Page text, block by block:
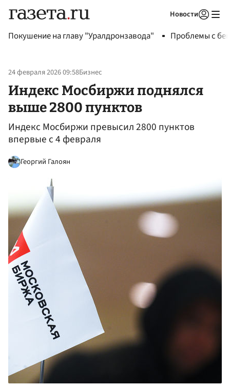
Новости
Покушение на главу "Уралдронзавода" Проблемы с
24 февраля 2026 09:58Бизнес
Индекс Мосбиржи поднялся
выше 2800 пунктов
Индекс Мосбиржи превысил 2800 пунктов
впервые с 4 февраля
Георгий Галоян